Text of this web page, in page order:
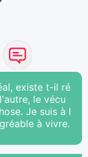
existe t-il ré
le vécu
Je suis à l
à vivre.